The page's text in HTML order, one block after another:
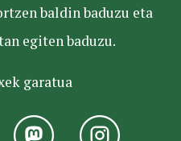
baldin baduzu eta
egiten baduzu.
garatua